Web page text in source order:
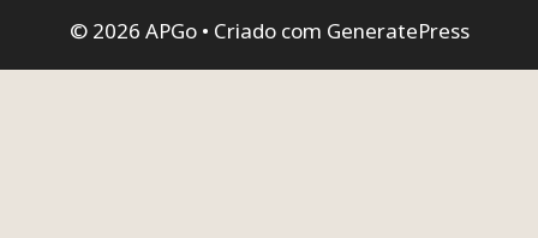
© 2026 APGo• Criado com GeneratePress